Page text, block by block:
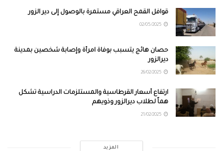
قوافل القمح العراقي مستمرة بالوصول إلى دير الزور
حصان هائج يتسبب بوفاة امرأة وإصابة شخصين بمدينة
ديرالزور
ارتفاع أسعار القرطاسية والمستلزمات الدراسية تشكل
هماً لطلاب ديرالزور وذويهم
المزيد